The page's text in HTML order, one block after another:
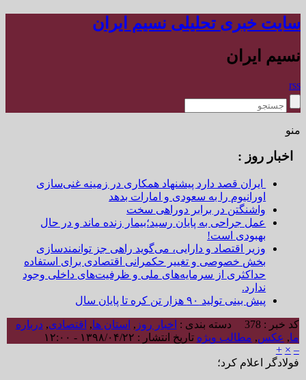
سایت خبری تحلیلی نسیم ایران
نسیم ایران
rss
منو
اخبار روز :
ایران قصد دارد پیشنهاد همکاری در زمینه غنی‌سازی
اورانیوم را به سعودی و امارات بدهد
واشنگتن در برابر دوراهی سخت
عمل جراحی به پایان رسید؛بیمار زنده ماند و در حال
بهبودی است!
وزیر اقتصاد و دارایی، می‌گوید راهی جز توانمندسازی
بخش خصوصی و تغییر حکمرانی اقتصادی برای استفاده
حداکثری از سرمایه‌های ملی و ظرفیت‌های داخلی وجود
ندارد.
پیش بینی تولید ۹۰ هزار تن کره تا پایان سال
کد خبر : 378 دسته بندی : اخبار روز , استان ها, اقتصادی,درباره
ما, عکس, مطالب ویژه تاریخ انتشار : ۱۳۹۸/۰۴/۲۲ - ۱۲:۰۰
–
×
+
فولادگر اعلام کرد؛